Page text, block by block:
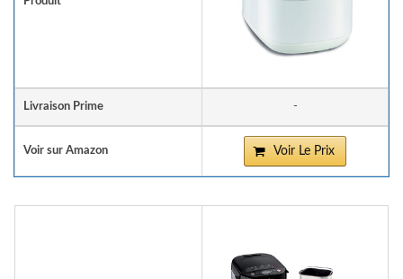
Livraison Prime -
Voir sur Amazon Voir Le Prix